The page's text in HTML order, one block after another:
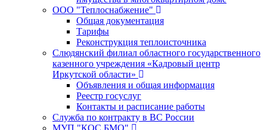
ООО "Теплоснабжение"
Общая документация
Тарифы
Реконструкция теплоисточника
Слюдянский филиал областного государственного
казенного учреждения «Кадровый центр
Иркутской области»
Объявления и общая информация
Реестр госуслуг
Контакты и расписание работы
Служба по контракту в ВС России
МУП "КОС БМО"